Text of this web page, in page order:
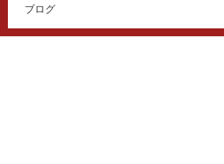
ブログ